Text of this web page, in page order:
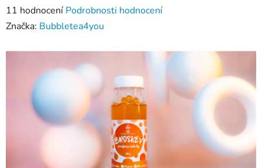
Průměrné
hodnocení
hvězdiček.
11 hodnocení Podrobnosti hodnocení
Značka: Bubbletea4you